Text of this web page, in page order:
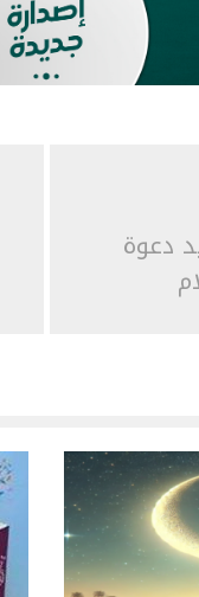
دعوة